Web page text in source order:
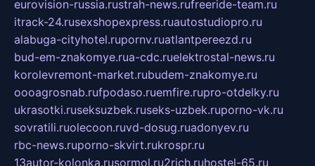
eurovision-russia.rustrah-news.rufreeride-team.ru
itrack-24.rusexshopexpress.ruautostudiopro.ru
alabuga-cityhotel.rupornv.ruatlantpereezd.ru
bud-em-znakomye.rua-cdc.ruelektrostal-news.ru
korolevremont-market.rubudem-znakomye.ru
oooagrosnab.rufpodaso.ruemfire.rupro-otdelky.ru
ukrasotki.ruseksuzbek.ruseks-uzbek.ruporno-vk.ru
sovratili.ruolecoon.ruvd-dosug.ruadonyev.ru
rbc-news.ruporno-skvirt.rukrospr.ru
13autor-kolonka.rusormol.ru2rich.ruhostel-65.ru